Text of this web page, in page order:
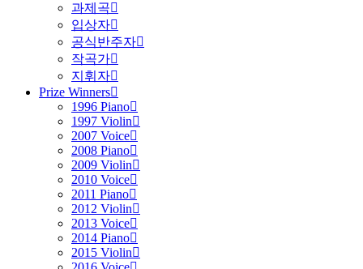
과제곡
입상자
공식반주자
작곡가
지휘자
Prize Winners
1996 Piano
1997 Violin
2007 Voice
2008 Piano
2009 Violin
2010 Voice
2011 Piano
2012 Violin
2013 Voice
2014 Piano
2015 Violin